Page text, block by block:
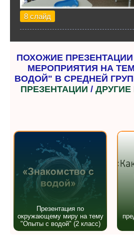
8 слайд
ПОХОЖИЕ
МЕРОПРИЯТИЯ НА
ВОДОЙ" В СРЕДНЕЙ
ПРЕЗЕНТАЦИИ / ДРУГИЕ
Презентация по
окружающему миру на тему
"Опыты с водой" (2 класс)